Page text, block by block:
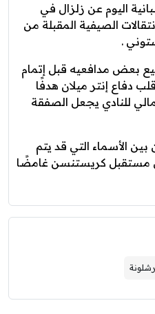
اليوم عن زلزال في
الصيفية المقبلة من
.
بعض مدافعيه قبل إتمام
دفاع إنتر ميلان هدفًا
للنادي يجعل الصفقة
الأسماء التي قد يتم
مستقبل كريستنسن غامضًا